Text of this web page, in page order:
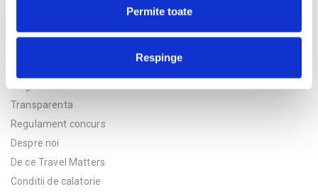
Permite toate
Respinge
Transparenta
Regulament concurs
Despre noi
De ce Travel Matters
Conditii de calatorie